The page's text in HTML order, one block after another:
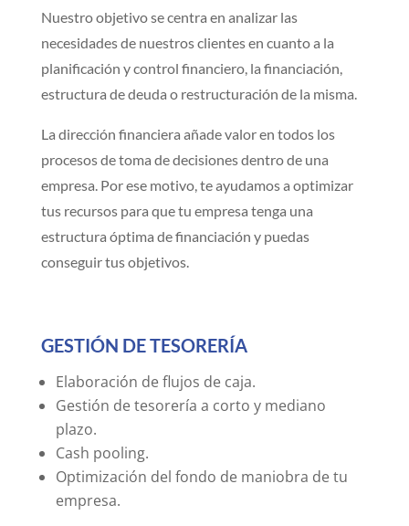
Nuestro objetivo se centra en analizar las
necesidades de nuestros clientes en cuanto a la
planificación y control financiero, la financiación,
estructura de deuda o restructuración de la misma.
La dirección financiera añade valor en todos los
procesos de toma de decisiones dentro de una
empresa. Por ese motivo, te ayudamos a optimizar
tus recursos para que tu empresa tenga una
estructura óptima de financiación y puedas
conseguir tus objetivos.
GESTIÓN DE TESORERÍA
Elaboración de flujos de caja.
Gestión de tesorería a corto y mediano
plazo.
Cash pooling.
Optimización del fondo de maniobra de tu
empresa.